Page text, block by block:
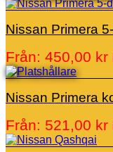
Nissan Primera
Från: 450,00 kr
Nissan Primera
Från: 521,00 kr